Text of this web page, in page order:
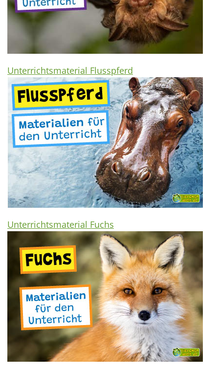
Unterrichtsmaterial Flusspferd
Unterrichtsmaterial Fuchs